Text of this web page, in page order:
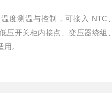
度测温与控制，可接入 NTC、
压开关柜内接点、变压器绕组、
。